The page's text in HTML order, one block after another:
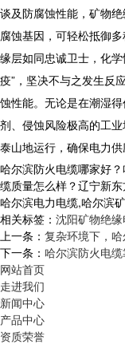
谈及防腐蚀性能， 矿物
腐蚀基因，可轻松抵御
缘层如同忠诚卫士，化
疫”，坚决不与之发生反
蚀性能。无论是在潮湿
剂、侵蚀风险极高的工业
泰山地运行，确保电力供
哈尔滨防火电缆哪家好
缆质量怎么样？辽宁新
哈尔滨电力电缆,哈尔滨
相关标签： 沈阳矿物绝
上一条： 复杂环境下，
下一条： 哈尔滨防火电缆
网站首页
走进我们
新闻中心
产品中心
资质荣誉